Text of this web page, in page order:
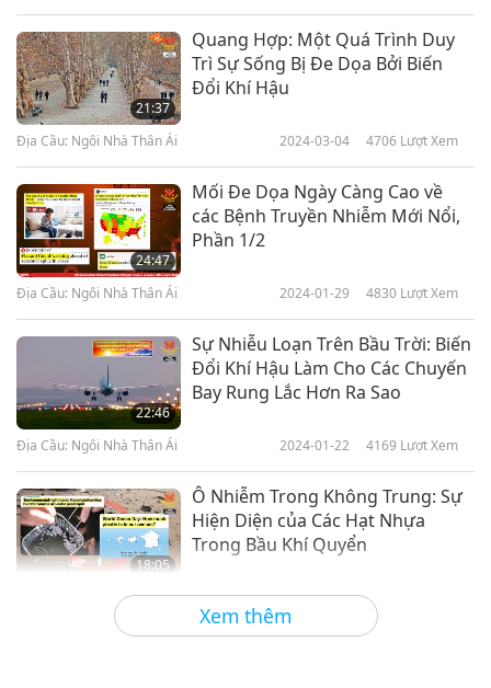
Xem thêm
21:37
Quang Hợp: Một Quá Trình Duy
Trì Sự Sống Bị Đe Dọa Bởi Biến
Đổi Khí Hậu
Địa Cầu: Ngôi Nhà Thân Ái 2024-03-04 4706 Lượt Xem
24:47
Mối Đe Dọa Ngày Càng Cao về
các Bệnh Truyền Nhiễm Mới Nổi,
Phần 1/2
Địa Cầu: Ngôi Nhà Thân Ái 2024-01-29 4830 Lượt Xem
22:46
Sự Nhiễu Loạn Trên Bầu Trời: Biến
Đổi Khí Hậu Làm Cho Các Chuyến
Bay Rung Lắc Hơn Ra Sao
Địa Cầu: Ngôi Nhà Thân Ái 2024-01-22 4169 Lượt Xem
18:05
Ô Nhiễm Trong Không Trung: Sự
Hiện Diện của Các Hạt Nhựa
Trong Bầu Khí Quyển
Địa Cầu: Ngôi Nhà Thân Ái 2024-01-08 4223